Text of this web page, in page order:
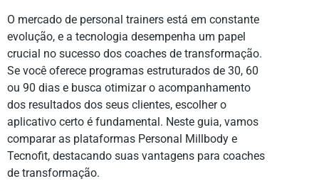
O mercado de personal trainers está em constante
evolução, e a tecnologia desempenha um papel
crucial no sucesso dos coaches de transformação.
Se você oferece programas estruturados de 30, 60
ou 90 dias e busca otimizar o acompanhamento
dos resultados dos seus clientes, escolher o
aplicativo certo é fundamental. Neste guia, vamos
comparar as plataformas Personal Millbody e
Tecnofit, destacando suas vantagens para coaches
de transformação.